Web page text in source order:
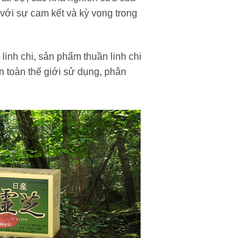
sự cam kết và kỳ vọng trong
chi, sản phẩm thuần linh chi
toàn thế giới sử dụng, phân